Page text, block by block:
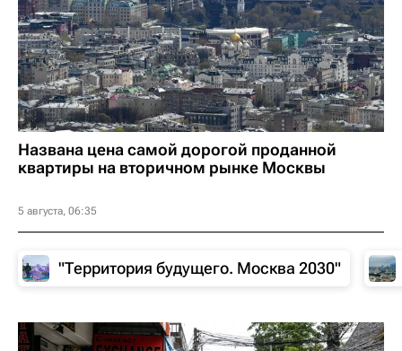
Названа цена самой дорогой проданной
квартиры на вторичном рынке Москвы
5 августа, 06:35
"Территория будущего. Москва 2030"